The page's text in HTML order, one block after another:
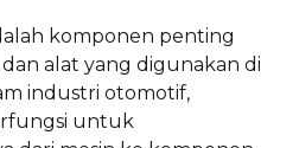
komponen penting
alat yang digunakan di
industri otomotif,
untuk